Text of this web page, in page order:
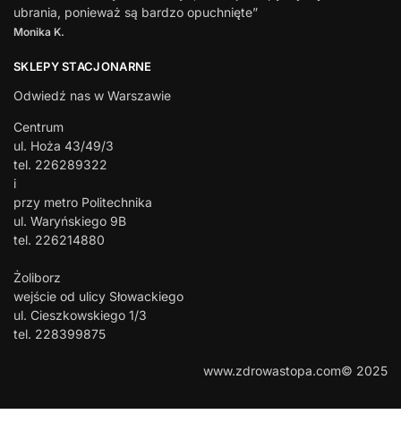
ubrania, ponieważ są bardzo opuchnięte”
Monika K.
SKLEPY STACJONARNE
Odwiedź nas w Warszawie
Centrum
ul. Hoża 43/49/3
tel. 226289322
i
przy metro Politechnika
ul. Waryńskiego 9B
tel. 226214880
Żoliborz
wejście od ulicy Słowackiego
ul. Cieszkowskiego 1/3
tel. 228399875
www.zdrowastopa.com© 2025